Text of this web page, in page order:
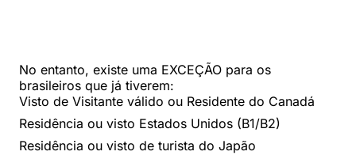
No entanto, existe uma EXCEÇÃO para os
brasileiros que já tiverem:
Visto de Visitante válido ou Residente do Canadá
Residência ou visto Estados Unidos (B1/B2)
Residência ou visto de turista do Japão